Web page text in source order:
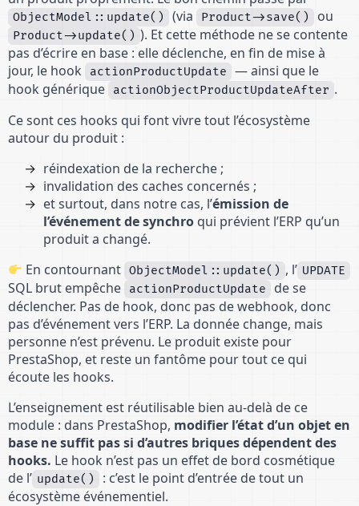
ObjectModel::update() (via Product->save() ou
Product->update() ). Et cette méthode ne se contente
pas d’écrire en base : elle déclenche, en fin de mise à
jour, le hook
actionProductUpdate
— ainsi que le
hook générique
actionObjectProductUpdateAfter .
Ce sont ces hooks qui font vivre tout l’écosystème
autour du produit :
réindexation de la recherche ;
invalidation des caches concernés ;
et surtout, dans notre cas, l’émission de
l’événement de synchro qui prévient l’ERP qu’un
produit a changé.
En contournant
ObjectModel::update() , l’ UPDATE
SQL brut empêche actionProductUpdate
de se
déclencher. Pas de hook, donc pas de webhook, donc
pas d’événement vers l’ERP. La donnée change, mais
personne n’est prévenu. Le produit existe pour
PrestaShop, et reste un fantôme pour tout ce qui
écoute les hooks.
L’enseignement est réutilisable bien au-delà de ce
module : dans PrestaShop, modifier l’état d’un objet en
base ne suffit pas si d’autres briques dépendent des
hooks. Le hook n’est pas un effet de bord cosmétique
de l’ update()
: c’est le point d’entrée de tout un
écosystème événementiel.